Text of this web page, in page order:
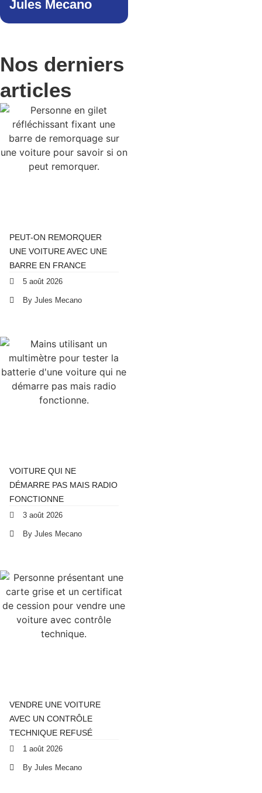
Jules Mecano
Nos derniers
articles
PEUT-ON REMORQUER
UNE VOITURE AVEC UNE
BARRE EN FRANCE
5 août 2026
By Jules Mecano
VOITURE QUI NE
DÉMARRE PAS MAIS RADIO
FONCTIONNE
3 août 2026
By Jules Mecano
VENDRE UNE VOITURE
AVEC UN CONTRÔLE
TECHNIQUE REFUSÉ
1 août 2026
By Jules Mecano